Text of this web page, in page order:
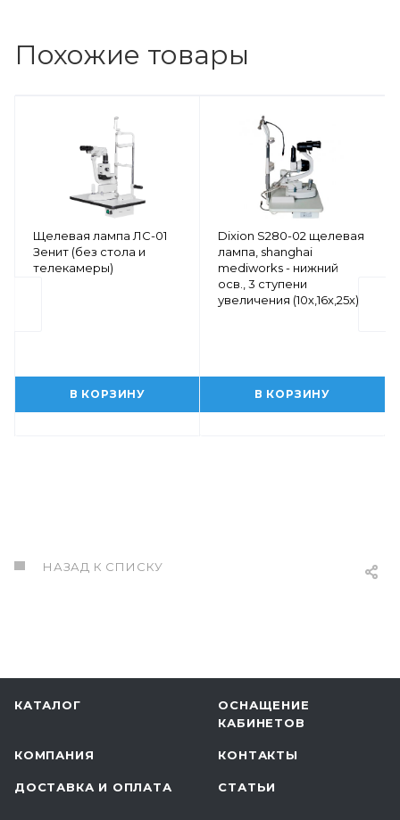
Похожие товары
Щелевая лампа ЛС-01
Зенит (без стола и
телекамеры)
В КОРЗИНУ
Dixion S280-02 щелевая
лампа, shanghai
mediworks - нижний
осв., 3 ступени
увеличения (10х,16х,25х)
В КОРЗИНУ
НАЗАД К СПИСКУ
КАТАЛОГ
ОСНАЩЕНИЕ
КАБИНЕТОВ
КОМПАНИЯ КОНТАКТЫ
ДОСТАВКА И ОПЛАТА СТАТЬИ